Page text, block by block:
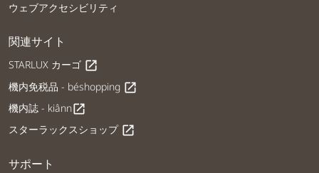
ウェブアクセシビリティ
関連サイト
STARLUX カーゴ open_in_new
機内免税品 - béshopping open_in_new
機内誌 - kiânnopen_in_new
スターラックスショップ open_in_new
サポート